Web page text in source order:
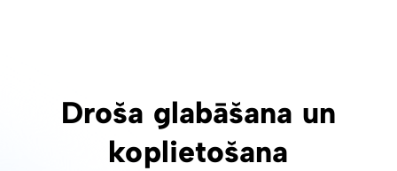
Uzticama un ātra lielu
failu pārsūtīšana